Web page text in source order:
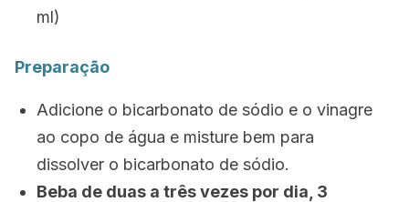
ml)
Preparação
Adicione o bicarbonato de sódio e o vinagre
ao copo de água e misture bem para
dissolver o bicarbonato de sódio.
Beba de duas a três vezes por dia, 3